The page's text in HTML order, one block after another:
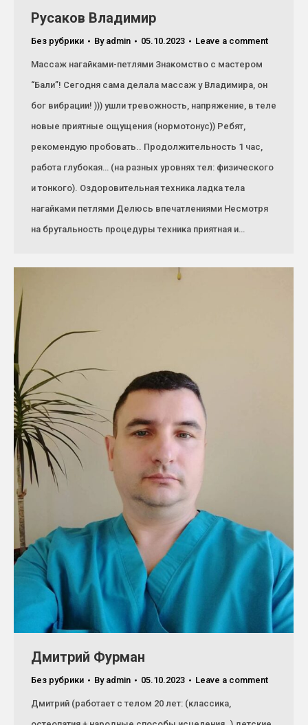
Русаков Владимир
Без рубрики By admin 05.10.2023 Leave a comment
Массаж нагайками-петлями Знакомство с мастером
“Бали”! Сегодня сама делала массаж у Владимира, он
бог вибрации! ))) ушли тревожность, напряжение, в теле
новые приятные ощущения (нормотонус)) Ребят,
рекомендую пробовать.. Продолжительность 1 час,
работа глубокая… (на разных уровнях тел: физического
и тонкого). Оздоровительная техника ладка тела
нагайками петлями Делюсь впечатлениями Несмотря
на брутальность процедуры техника приятная и…
Дмитрий Фурман
Без рубрики By admin 05.10.2023 Leave a comment
Дмитрий (работает с телом 20 лет: (классика,